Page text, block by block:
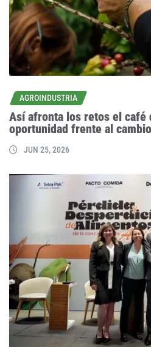
AGROINDUSTRIA
Así afronta los retos el café
oportunidad frente al cambio
JUN 25, 2026